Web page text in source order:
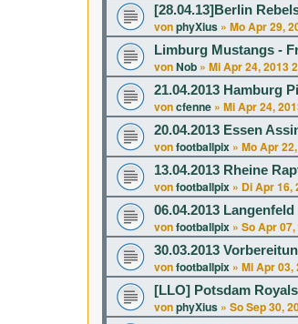
[28.04.13]Berlin
vonphyXius » Mo Apr 29,
Limburg Mustangs -
vonNob » Mi Apr 24, 2013
21.04.2013 Hamburg
voncfenne » Mi Apr 24,
20.04.2013 Essen
vonfootballpix » Mo Apr
13.04.2013 Rheine
vonfootballpix » Di Apr 16,
06.04.2013
vonfootballpix » So Apr
30.03.2013
vonfootballpix » Mi Apr 03,
[LLO] Potsdam
vonphyXius » So Sep 30,